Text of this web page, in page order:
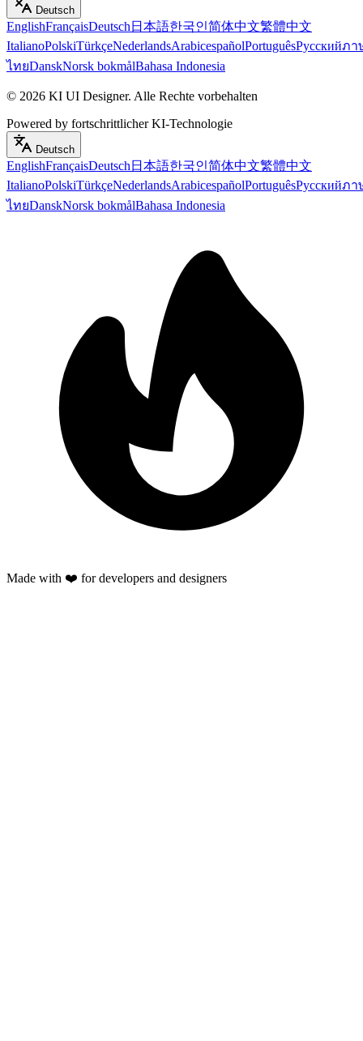
Deutsch
EnglishFrançaisDeutsch 日本語한국인简体中文繁體中文
ItalianoPolskiTürkçeNederlandsArabicespañolPortuguêsРусскийภา
ไทยDanskNorsk bokmålBahasa Indonesia
© 2026 KI UI Designer. Alle Rechte vorbehalten
Powered by fortschrittlicher KI-Technologie
Deutsch
EnglishFrançaisDeutsch 日本語한국인简体中文繁體中文
ItalianoPolskiTürkçeNederlandsArabicespañolPortuguêsРусскийภา
ไทยDanskNorsk bokmålBahasa Indonesia
Made with ❤️ for developers and designers